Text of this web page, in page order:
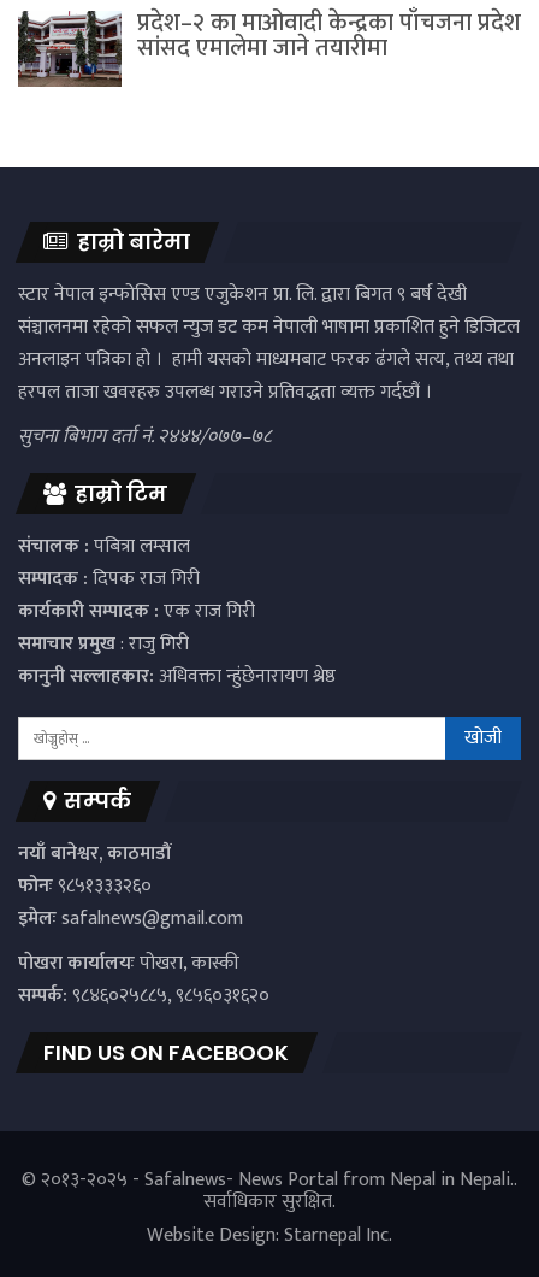
प्रदेश–२ का माओवादी केन्द्रका पाँचजना प्रदेश
सांसद एमालेमा जाने तयारीमा
हाम्रो बारेमा
स्टार नेपाल इन्फोसिस एण्ड एजुकेशन प्रा. लि. द्वारा बिगत ९ बर्ष देखी
संञ्चालनमा रहेको सफल न्युज डट कम नेपाली भाषामा प्रकाशित हुने डिजिटल
अनलाइन पत्रिका हो । हामी यसको माध्यमबाट फरक ढंगले सत्य, तथ्य तथा
हरपल ताजा खवरहरु उपलब्ध गराउने प्रतिवद्धता व्यक्त गर्दछौं ।
सुचना बिभाग दर्ता नं. २४४४/०७७–७८
हाम्रो टिम
संचालक :पबित्रा लम्साल
सम्पादक :दिपक राज गिरी
कार्यकारी सम्पादक :एक राज गिरी
समाचार प्रमुख: राजु गिरी
कानुनी सल्लाहकार:अधिवक्ता न्हुंछेनारायण श्रेष्ठ
सम्पर्क
नयाँ बानेश्वर, काठमाडौं
फोनः९८५१३३३२६०
इमेलःsafalnews@gmail.com
पाेखरा कार्यालयःपोखरा, कास्की
सम्पर्क:९८४६०२५८८५, ९८५६०३१६२०
FIND US ON FACEBOOK
© २०१३-२०२५ - Safalnews- News Portal from Nepal in Nepali..
सर्वाधिकार सुरक्षित.
Website Design:Starnepal Inc.